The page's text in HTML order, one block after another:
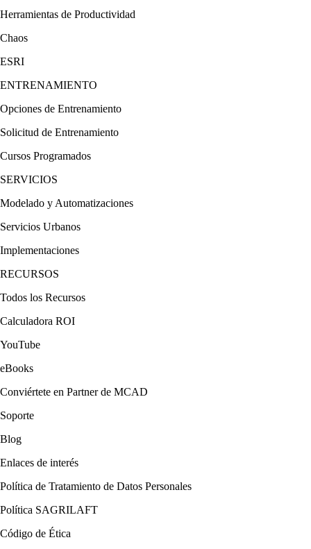
Herramientas de Productividad
Chaos
ESRI
ENTRENAMIENTO
Opciones de Entrenamiento
Solicitud de Entrenamiento
Cursos Programados
SERVICIOS
Modelado y Automatizaciones
Servicios Urbanos
Implementaciones
RECURSOS
Todos los Recursos
Calculadora ROI
YouTube
eBooks
Conviértete en Partner de MCAD
Soporte
Blog
Enlaces de interés
Política de Tratamiento de Datos Personales
Política SAGRILAFT
Código de Ética